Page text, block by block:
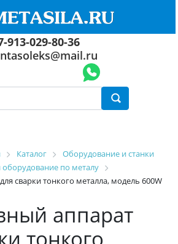
913-029-80-36
Каталог
Оборудование и станки
оборудование по металу
сварки тонкого металла, модель 600W
аппарат